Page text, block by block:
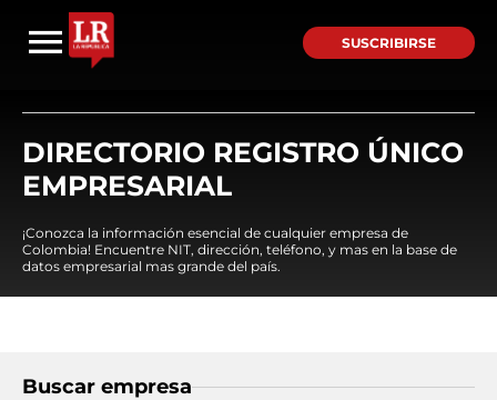
SUSCRIBIRSE
DIRECTORIO REGISTRO ÚNICO
EMPRESARIAL
¡Conozca la información esencial de cualquier empresa de
Colombia! Encuentre NIT, dirección, teléfono, y mas en la base de
datos empresarial mas grande del país.
Buscar empresa